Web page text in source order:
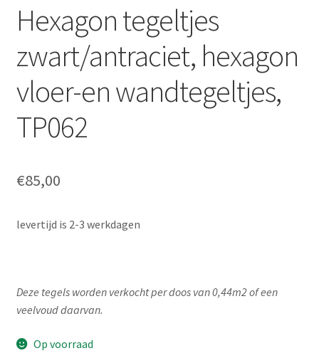
Hexagon tegeltjes
zwart/antraciet, hexagon
vloer-en wandtegeltjes,
TP062
€85,00
levertijd is 2-3 werkdagen
Deze tegels worden verkocht per doos van 0,44m2 of een
veelvoud daarvan.
Op voorraad